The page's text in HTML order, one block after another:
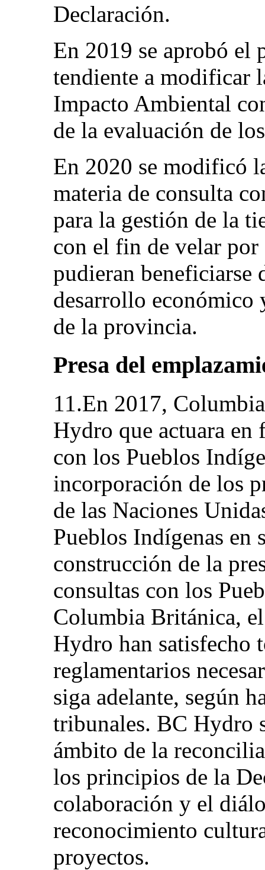
Declaración.
En 2019 se aprobó el
tendiente a modificar
Impacto Ambiental
de la evaluación de
En 2020 se modificó
materia de consulta
para la gestión de la
con el fin de velar por
pudieran beneficiarse
desarrollo económico
de la provincia.
Presa del
11.En 2017,
Hydro que actuara
con los Pueblos
incorporación de los
de las Naciones
Pueblos Indígenas en
construcción de la
consultas con los
Columbia Británica,
Hydro han satisfecho
reglamentarios
siga adelante, según
tribunales. BC Hydro
ámbito de la
los principios de la
colaboración y el
reconocimiento
proyectos.